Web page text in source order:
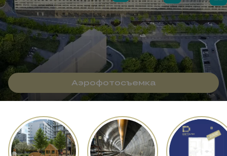
Аэрофотосъемка